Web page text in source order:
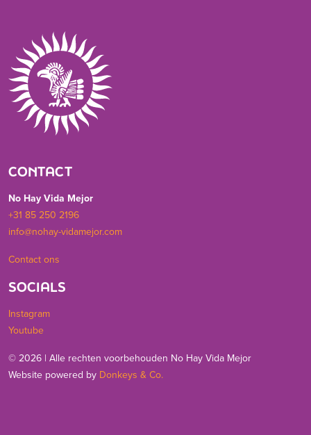
CONTACT
No Hay Vida Mejor
+31 85 250 2196
info@nohay-vidamejor.com
Contact ons
SOCIALS
Instagram
Youtube
© 2026 | Alle rechten voorbehouden No Hay Vida Mejor
Website powered by Donkeys & Co.